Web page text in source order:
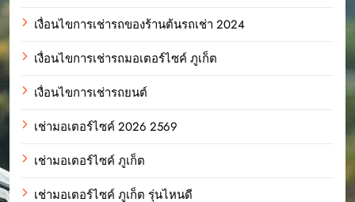
เงื่อนไขการเช่ารถของร้านต้นรถเช่า 2024
เงื่อนไขการเช่ารถมอเตอร์ไซค์ ภูเก็ต
เงื่อนไขการเช่ารถยนต์
เช่ามอเตอร์ไซค์ 2026 2569
เช่ามอเตอร์ไซค์ ภูเก็ต
เช่ามอเตอร์ไซค์ ภูเก็ต รุ่นไหนดี